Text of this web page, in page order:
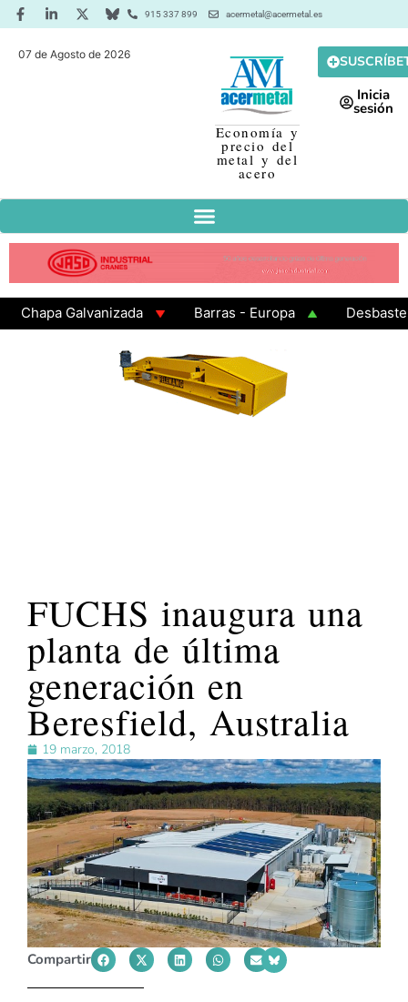
915 337 899 acermetal@acermetal.es
07 de Agosto de 2026
Economía y
precio del
metal y del
acero
Inicia
sesión
Galvanizada Barras - Europa
Desbaste -
FUCHS inaugura una
planta de última
generación en
Beresfield, Australia
19 marzo, 2018
Compartir